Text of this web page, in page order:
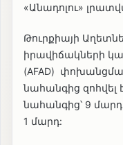
«Անադոլու»
Թուրքիայի
իրավիճակների
(AFAD)
նահանգից զոհվել
նահանգից՝ 9
1 մարդ: